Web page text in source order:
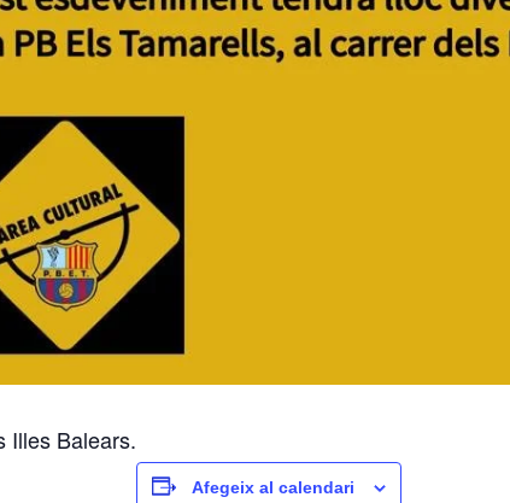
Illes Balears.
Afegeix al calendari